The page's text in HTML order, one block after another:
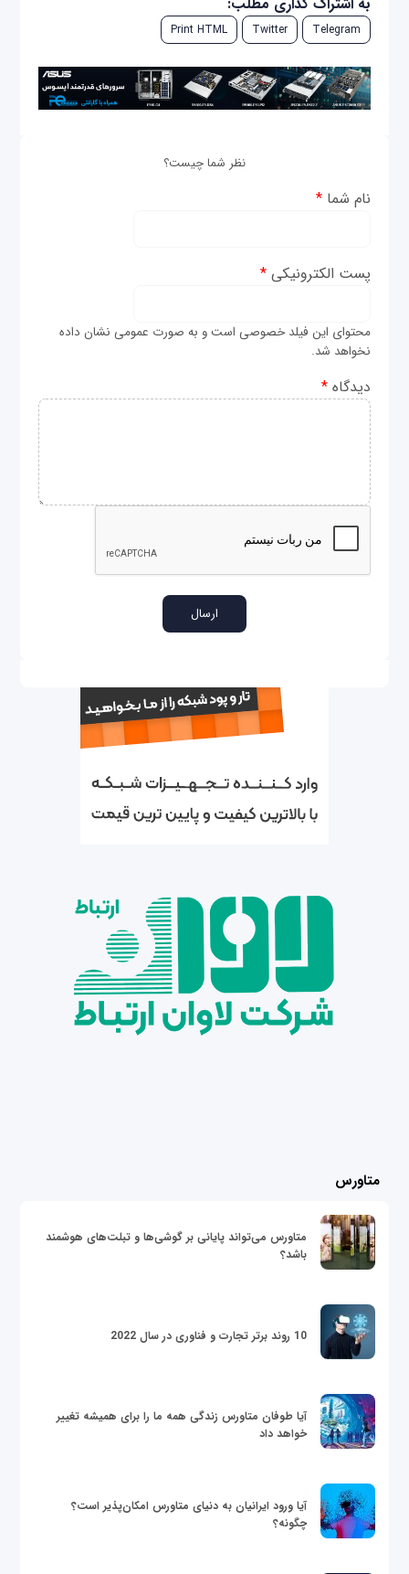
Telegram
Twitter
Print HTML
نظر شما چیست؟
نام شما*
پست الکترونیکی*
محتوای این فیلد خصوصی است و به صورت عمومی نشان داده
نخواهد شد.
دیدگاه*
متاورس
متاورس می‌تواند پایانی بر گوشی‌ها و تبلت‌های هوشمند
باشد؟
10 روند برتر تجارت و فناوری در سال 2022
آیا طوفان متاورس زندگی همه ما را برای همیشه تغییر
خواهد داد
آیا ورود ایرانیان به دنیای متاورس امکان‌پذیر است؟
چگونه؟